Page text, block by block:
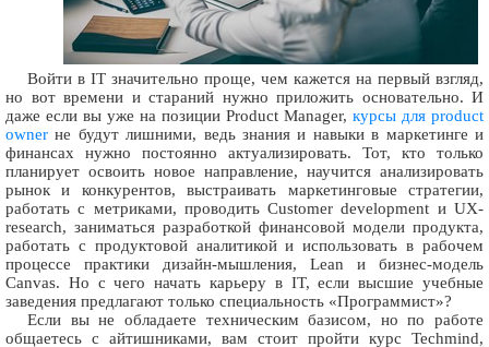
Войти в IT значительно проще, чем кажется на первый взгляд,
но вот времени и стараний нужно приложить основательно. И
даже если вы уже на позиции Product Manager, курсы для product
owner не будут лишними, ведь знания и навыки в маркетинге и
финансах нужно постоянно актуализировать. Тот, кто только
планирует освоить новое направление, научится анализировать
рынок и конкурентов, выстраивать маркетинговые стратегии,
работать с метриками, проводить Сustomer development и UX-
research, заниматься разработкой финансовой модели продукта,
работать с продуктовой аналитикой и использовать в рабочем
процессе практики дизайн-мышления, Lean и бизнес-модель
Canvas. Но с чего начать карьеру в IT, если высшие учебные
заведения предлагают только специальность «Программист»?
Если вы не обладаете техническим базисом, но по работе
общаетесь с айтишниками, вам стоит пройти курс Techmind,